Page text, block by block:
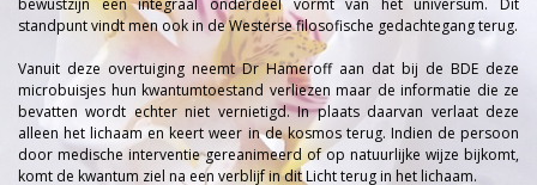
bewustzijn een integraal onderdeel vormt van het universum. Dit
standpunt vindt men ook in de Westerse filosofische gedachtegang terug.
Vanuit deze overtuiging neemt Dr Hameroff aan dat bij de BDE deze
microbuisjes hun kwantumtoestand verliezen maar de informatie die ze
bevatten wordt echter niet vernietigd. In plaats daarvan verlaat deze
alleen het lichaam en keert weer in de kosmos terug. Indien de persoon
door medische interventie gereanimeerd of op natuurlijke wijze bijkomt,
komt de kwantum ziel na een verblijf in dit Licht terug in het lichaam.